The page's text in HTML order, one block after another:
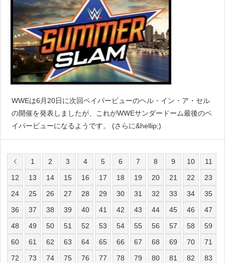
WWEは6月20日に次回ペイパービューのヘル・イン・ア・セル
の開催を発表しましたが、これがWWEサンダードーム最後のペ
イパービューになるようです。 (さらに&hellip;)
1 2 3 4 5 6 7 8 9 10
11
12
13 14 15 16 17 18 19 20 21 22
23
24
25 26 27 28 29 30 31 32 33 34
35
36
37 38 39 40 41 42 43 44 45 46
47
48
49 50 51 52 53 54 55 56 57 58
59
60
61 62 63 64 65 66 67 68 69 70
71
72
73 74 75 76 77 78 79 80 81 82
83